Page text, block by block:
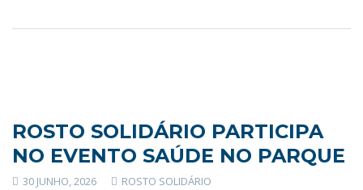
ROSTO SOLIDÁRIO PARTICIPA
NO EVENTO SAÚDE NO PARQUE
30 JUNHO, 2026
ROSTO SOLIDÁRIO